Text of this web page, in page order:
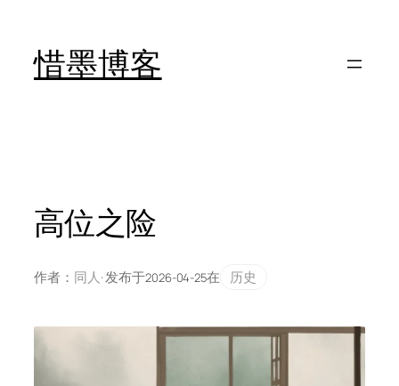
惜墨博客
高位之险
作者： 同人· 发布于2026-04-25在 历史